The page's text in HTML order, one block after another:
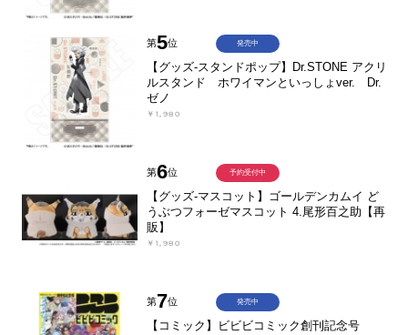
第5位
【グッズ-スタンドポップ】Dr.STONE アクリ
ルスタンド ホワイマンといっしょver. Dr.
ゼノ
￥1,980
発売中
第6位
【グッズ-マスコット】ゴールデンカムイ ど
うぶつフォーゼマスコット 4.尾形百之助【再
販】
￥1,980
予約受付中
第7位
【コミック】ビビビコミック創刊記念号
発売中